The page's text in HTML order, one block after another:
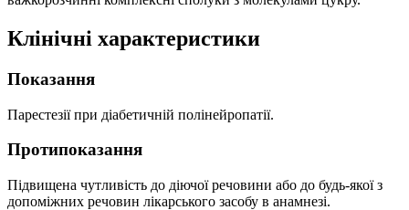
Клінічні характеристики
Показання
Парестезії при діабетичній полінейропатії.
Протипоказання
Підвищена чутливість до діючої речовини або до будь-якої з
допоміжних речовин лікарського засобу в анамнезі.